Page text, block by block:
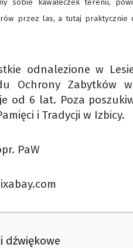
sobie kawałeczek terenu,
przez las, a tutaj praktycznie
odnalezione w
Ochrony Zabytków
od 6 lat. Poza
i Tradycji w Izbicy.
PaW
dźwiękowe